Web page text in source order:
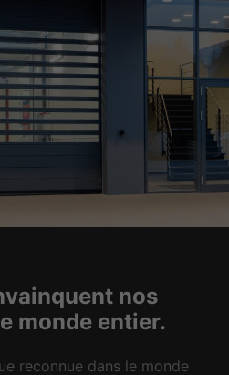
nos
monde entier.
reconnue dans le monde